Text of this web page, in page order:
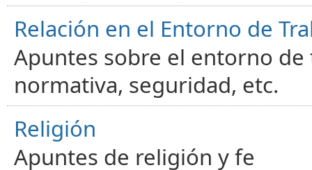
Relación en el Entorno de
Apuntes sobre el entorno
normativa, seguridad, etc.
Religión
Apuntes de religión y fe